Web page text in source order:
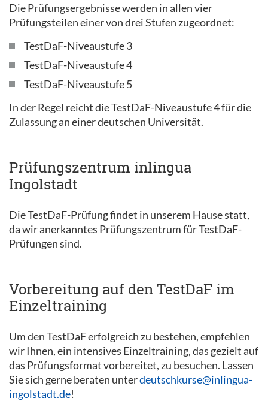
Die Prüfungsergebnisse werden in allen vier
Prüfungsteilen einer von drei Stufen zugeordnet:
TestDaF-Niveaustufe 3
TestDaF-Niveaustufe 4
TestDaF-Niveaustufe 5
In der Regel reicht die TestDaF-Niveaustufe 4 für die
Zulassung an einer deutschen Universität.
Prüfungszentrum inlingua
Ingolstadt
Die TestDaF-Prüfung findet in unserem Hause statt,
da wir anerkanntes Prüfungszentrum für TestDaF-
Prüfungen sind.
Vorbereitung auf den TestDaF im
Einzeltraining
Um den TestDaF erfolgreich zu bestehen, empfehlen
wir Ihnen, ein intensives Einzeltraining, das gezielt auf
das Prüfungsformat vorbereitet, zu besuchen. Lassen
Sie sich gerne beraten unterdeutschkurse@inlingua-
ingolstadt.de!